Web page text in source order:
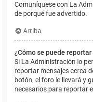
Comuníquese con La
de porqué fue advertido.
Arriba
¿Cómo se puede
Si La Administración lo
reportar mensajes cerca
botón, el foro le llevará y
necesarios para reportar